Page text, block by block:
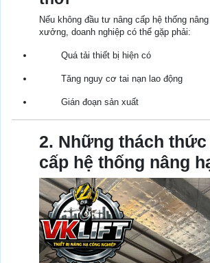
Nếu không đầu tư nâng cấp hệ thống
xưởng, doanh nghiệp có thể gặp phải:
Quá tải thiết bị hiện có
Tăng nguy cơ tai nạn lao động
Gián đoạn sản xuất
2. Những thách
cấp hệ thống nâng